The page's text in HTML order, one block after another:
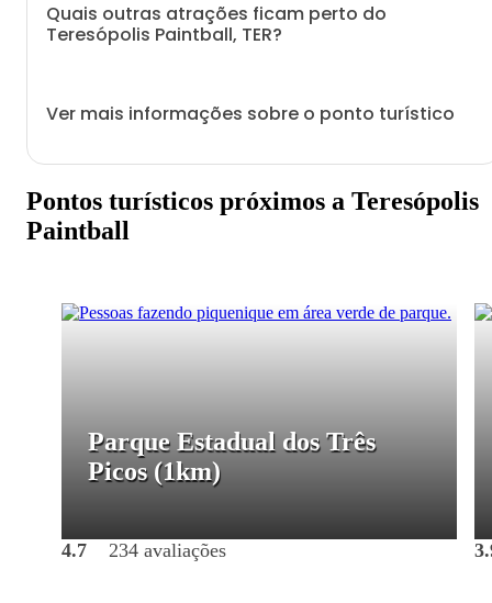
Quais outras atrações ficam perto do
Teresópolis Paintball, TER?
Ver mais informações sobre o ponto turístico
Pontos turísticos próximos a Teresópolis
Paintball
Parque Estadual dos Três
Picos (1km)
4.7 234 avaliações